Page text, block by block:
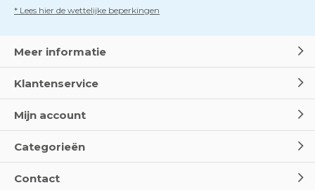
* Lees hier de wettelijke beperkingen
Meer informatie
Klantenservice
Mijn account
Categorieën
Contact